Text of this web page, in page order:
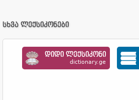
სხვა ლექსიკონები
დიდი ლექსიკონი
dictionary.ge